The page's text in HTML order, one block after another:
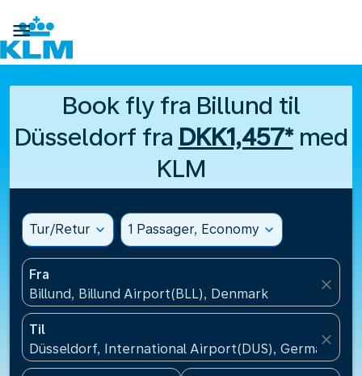

Book fly fra Billund til
Düsseldorf fra DKK1,457*med
KLM
Tur/Retur expand_more 1 Passager, Economy expand_more
Fra
Billund, Billund Airport(BLL), Denmark
close
Til
Düsseldorf, International Airport(DUS), Germany
close